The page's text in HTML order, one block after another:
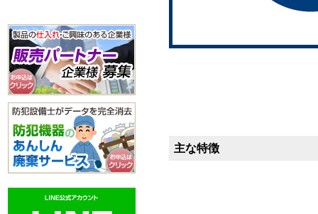
主な特徴